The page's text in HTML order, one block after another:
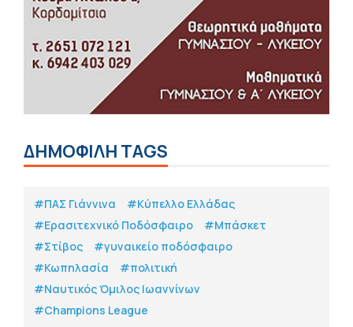
ΔΗΜΟΦΙΛΗ TAGS
#ΠΑΣ Γιάννινα
#Κύπελλο Ελλάδας
#Eρασιτεχνικό Ποδόσφαιρο
#Μπάσκετ
#Στίβος
#γυναικείο ποδόσφαιρο
#Κωπηλασία
#πολιτική
#Ναυτικός Όμιλος Ιωαννίνων
#Champions League